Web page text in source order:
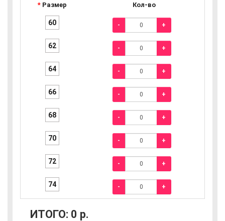
Размер Кол-во
60 - +
62 - +
64 - +
66 - +
68 - +
70 - +
72 - +
74 - +
ИТОГО: 0 р.